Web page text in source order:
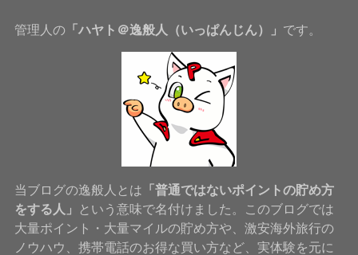
管理人の「ハヤト＠逸般人（いっぱんじん）」 です。
当ブログの逸般人とは 「普通ではないポイントの貯め方
をする人」
という意味で名付けました。このブログでは
大量ポイント・大量マイルの貯め方や、激安海外旅行の
ノウハウ、携帯電話のお得な買い方など、実体験を元に